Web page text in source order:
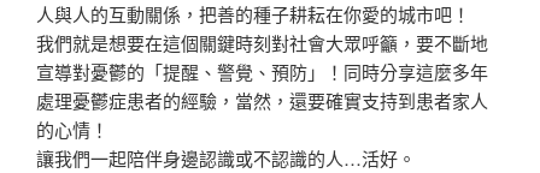
人與人的互動關係，把善的種子耕耘在你愛的城市吧！
我們就是想要在這個關鍵時刻對社會大眾呼籲，要不斷地
宣導對憂鬱的「提醒、警覺、預防」！同時分享這麼多年
處理憂鬱症患者的經驗，當然，還要確實支持到患者家人
的心情！
讓我們一起陪伴身邊認識或不認識的人…活好。